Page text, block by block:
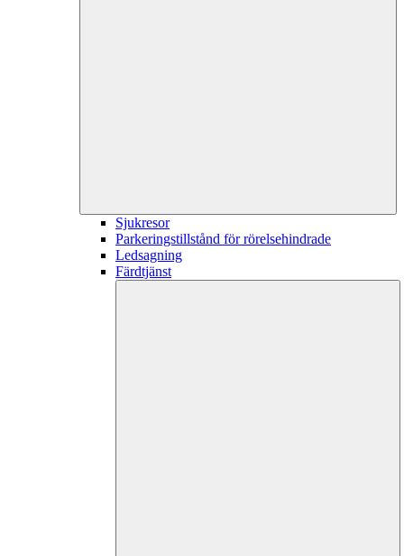
Sjukresor
Parkeringstillstånd för rörelsehindrade
Ledsagning
Färdtjänst